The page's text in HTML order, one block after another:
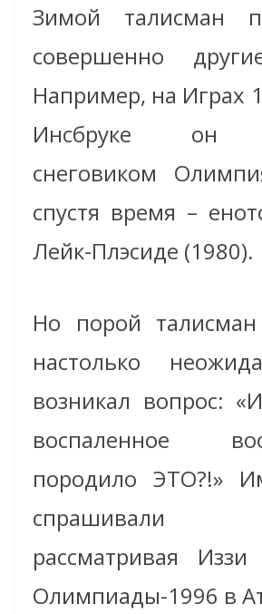
Зимой талисман
совершенно
Например, на Играх
Инсбруке он
снеговиком
спустя время –
Лейк-Плэсиде (1980).
Но порой
настолько
возникал вопрос:
воспаленное
породило ЭТО?!»
рассматривая
Олимпиады-1996 в